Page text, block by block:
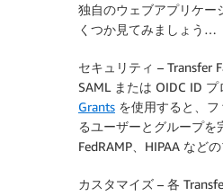
独自のウェブアプリケー
くつか見てみましょう…
セキュリティ – Transfer
SAML または OIDC ID
Grants を使用すると、
るユーザーとグループを
FedRAMP、HIPAA など
カスタマイズ – 各